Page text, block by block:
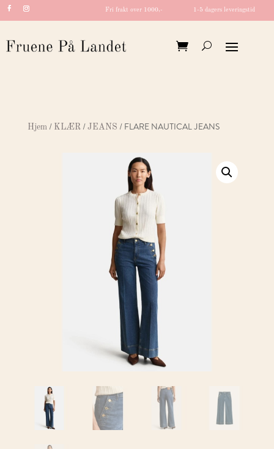
Fri frakt over 1000,- 1-5 dagers leveringstid
Hjem/ KLÆR/ JEANS / FLARE NAUTICAL JEANS